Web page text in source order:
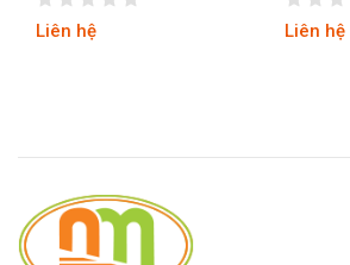
Liên hệ Liên hệ